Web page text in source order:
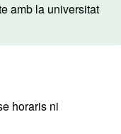
amb la universitat
horaris ni